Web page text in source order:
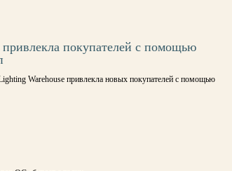
покупателей с помощью
Warehouse привлекла новых покупателей с помощью